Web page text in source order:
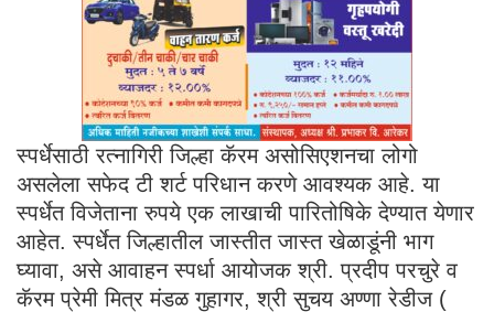
स्पर्धेसाठी रत्नागिरी जिल्हा कॅरम असोसिएशनचा लोगो
असलेला सफेद टी शर्ट परिधान करणे आवश्यक आहे. या
स्पर्धेत विजेताना रुपये एक लाखाची पारितोषिके देण्यात येणार
आहेत. स्पर्धेत जिल्हातील जास्तीत जास्त खेळाडूंनी भाग
घ्यावा, असे आवाहन स्पर्धा आयोजक श्री. प्रदीप परचुरे व
कॅरम प्रेमी मित्र मंडळ गुहागर, श्री सुचय अण्णा रेडीज (